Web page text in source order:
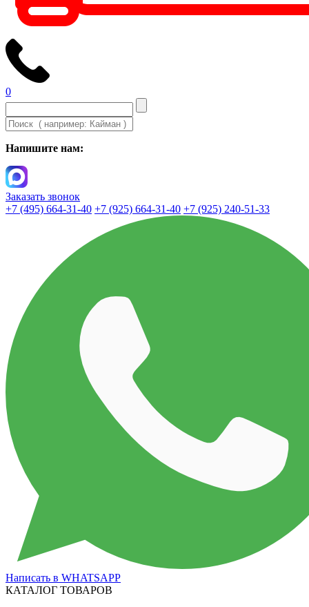
0
Напишите нам:
Заказать звонок
+7 (495) 664-31-40 +7 (925) 664-31-40 +7 (925) 240-51-33
Написать в WHATSAPP
КАТАЛОГ ТОВАРОВ